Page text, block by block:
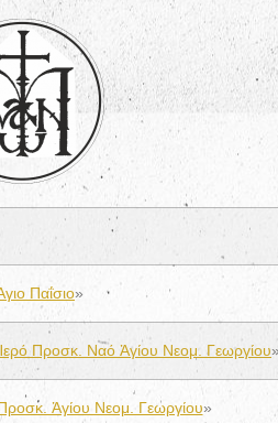
Παΐσιο»
Προσκ. Ναό Ἁγίου Νεομ. Γεωργίου»
Ἁγίου Νεομ. Γεωργίου»